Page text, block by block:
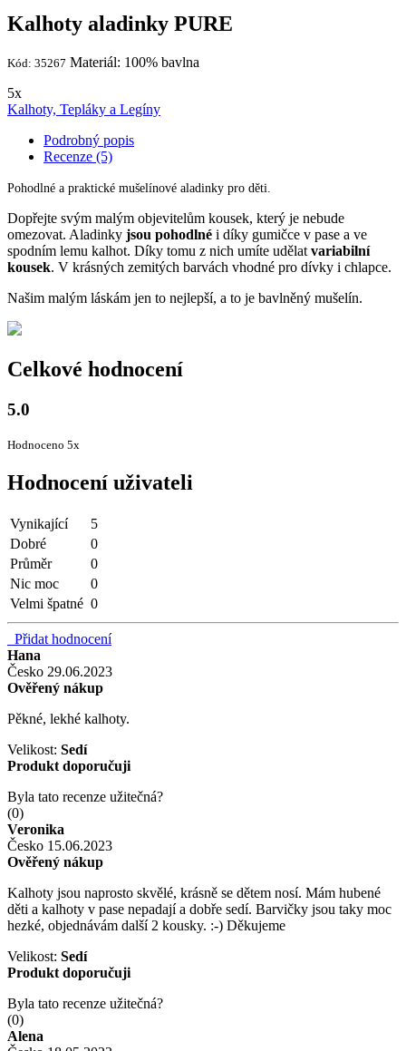
Kalhoty aladinky PURE
Kód: 35267 Materiál: 100% bavlna
5x
Kalhoty, Tepláky a Legíny
Podrobný popis
Recenze (5)
Pohodlné a praktické mušelínové aladinky pro děti.
Dopřejte svým malým objevitelům kousek, který je nebude
omezovat. Aladinky jsou pohodlné i díky gumičce v pase a ve
spodním lemu kalhot. Díky tomu z nich umíte udělat variabilní
kousek. V krásných zemitých barvách vhodné pro dívky i chlapce.
Našim malým láskám jen to nejlepší, a to je bavlněný mušelín.
Celkové hodnocení
5.0
Hodnoceno 5x
Hodnocení uživateli
Vynikající
5
Dobré
0
Průměr
0
Nic moc
0
Velmi špatné 0
Přidat hodnocení
Hana
Česko 29.06.2023
Ověřený nákup
Pěkné, lekhé kalhoty.
Velikost: Sedí
Produkt doporučuji
Byla tato recenze užitečná?
(0)
Veronika
Česko 15.06.2023
Ověřený nákup
Kalhoty jsou naprosto skvělé, krásně se dětem nosí. Mám hubené
děti a kalhoty v pase nepadají a dobře sedí. Barvičky jsou taky moc
hezké, objednávám další 2 kousky. :-) Děkujeme
Velikost: Sedí
Produkt doporučuji
Byla tato recenze užitečná?
(0)
Alena